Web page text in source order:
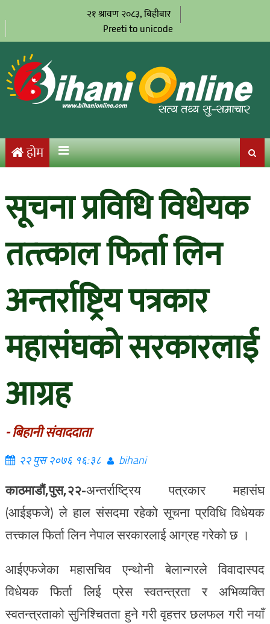
२१ श्रावण २०८३, बिहीबार
Preeti to unicode
होम
सूचना प्रविधि विधेयक
तत्त्काल फिर्ता लिन
अन्तर्राष्ट्रिय पत्रकार
महासंघको सरकारलाई
आग्रह
- बिहानी संवाददाता
२२ पुस २०७६ १६:३८ bihani
काठमाडौं,पुस,२२-अन्तर्राष्ट्रिय पत्रकार महासंघ
(आईइफजे) ले हाल संसदमा रहेको सूचना प्रविधि विधेयक
तत्त्काल फिर्ता लिन नेपाल सरकारलाई आग्रह गरेको छ ।
आईएफजेका महासचिव एन्थोनी बेलान्गरले विवादास्पद
विधेयक फिर्ता लिई प्रेस स्वतन्त्रता र अभिव्यक्ति
स्वतन्त्रताको सुनिश्चितता हुने गरी वृहत्तर छलफल गरी नयाँ